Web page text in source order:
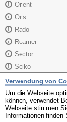
Orient
Oris
Rado
Roamer
Sector
Seiko
Skagen
TAG Heuer
Tissot
Zenith
Verwendung von
Um die Webseite
können, verwendet
Webseite stimmen
Informationen finden